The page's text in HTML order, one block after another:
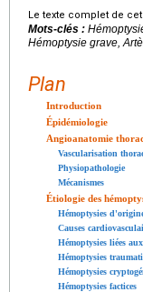
Le texte complet de
Mots-clés :
Hémoptysie grave,
Plan
Introduction
Épidémiologie
Angioanatomie
Vascularisation
Physiopathologie
Mécanismes
Étiologie des
Hémoptysies
Causes
Hémoptysies liées
Hémoptysies
Hémoptysies
Hémoptysies factices